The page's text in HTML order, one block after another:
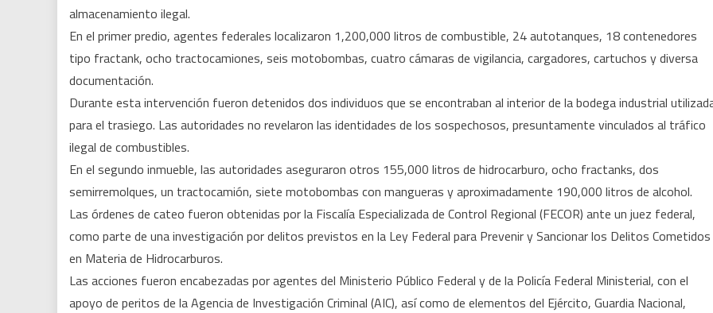
a
dos
individuos
almacenamiento ilegal.
En el primer predio, agentes federales localizaron 1,200,000 litros de combustible, 24 autotanques, 18 contenedores
tipo fractank, ocho tractocamiones, seis motobombas, cuatro cámaras de vigilancia, cargadores, cartuchos y diversa
documentación.
Durante esta intervención fueron detenidos dos individuos que se encontraban al interior de la bodega industrial
para el trasiego. Las autoridades no revelaron las identidades de los sospechosos, presuntamente vinculados al tráfico
ilegal de combustibles.
En el segundo inmueble, las autoridades aseguraron otros 155,000 litros de hidrocarburo, ocho fractanks, dos
semirremolques, un tractocamión, siete motobombas con mangueras y aproximadamente 190,000 litros de alcohol.
Las órdenes de cateo fueron obtenidas por la Fiscalía Especializada de Control Regional (FECOR) ante un juez federal,
como parte de una investigación por delitos previstos en la Ley Federal para Prevenir y Sancionar los Delitos Cometidos
en Materia de Hidrocarburos.
Las acciones fueron encabezadas por agentes del Ministerio Público Federal y de la Policía Federal Ministerial, con el
apoyo de peritos de la Agencia de Investigación Criminal (AIC), así como de elementos del Ejército, Guardia Nacional,